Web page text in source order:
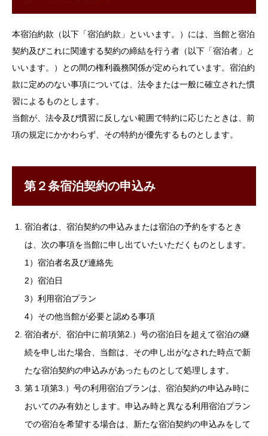
本宿泊約款（以下「宿泊約款」といいます。）には、当館と宿泊
契約及びこれに関連する契約の締結を行う者（以下「宿泊者」と
いいます。）との間の権利義務関係が定められています。宿泊約
款に定めのない事項については、法令または一般に確立された慣
習によるものとします。
当館が、法令及び慣習に反しない範囲で特約に応じたときは、前
項の規定にかかわらず、その特約が優先するものとします。
第２条宿泊契約の申込み
宿泊者は、宿泊契約の申込みまたは宿泊の予約をするとき
は、次の事項を当館に申し出ていたいただくものとします。
1）宿泊者名及び連絡先
2）宿泊日
3）利用宿泊プラン
4）その他当館が必要と認める事項
宿泊者が、宿泊中に前項第2.）号の宿泊日を超えて宿泊の継
続を申し出た場合、当館は、その申し出がなされた時点で新
たな宿泊契約の申込みがあったものとして処理します。
第１項第3.）号の利用宿泊プランは、宿泊契約の申込み時に
おいてのみ有効とします。申込み時と異なる利用宿泊プラン
での宿泊を希望する場合は、新たな宿泊契約の申込みをして